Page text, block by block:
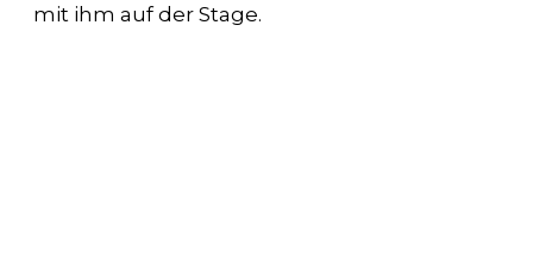
mit ihm auf der Stage.